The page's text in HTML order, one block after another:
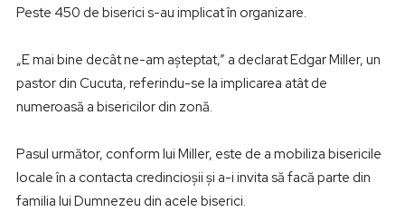
Peste 450 de biserici s-au implicat în organizare.
„E mai bine decât ne-am aşteptat,” a declarat Edgar Miller, un
pastor din Cucuta, referindu-se la implicarea atât de
numeroasă a bisericilor din zonă.
Pasul următor, conform lui Miller, este de a mobiliza bisericile
locale în a contacta credincioşii şi a-i invita să facă parte din
familia lui Dumnezeu din acele biserici.